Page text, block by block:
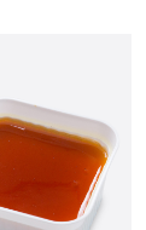
（プクプクシー